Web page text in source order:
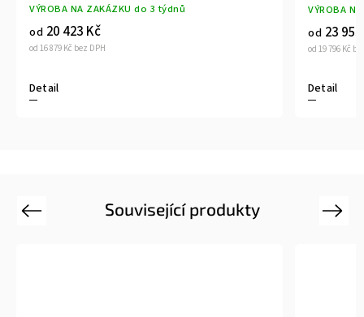
Související produkty
Previous Next
VÝROBA NA ZAKÁZKU do 3 týdnů
od 16 879 Kč bez DPH
od 20 423 Kč
Detail
VÝROBA
od 19 796 Kč
od 23
Detail